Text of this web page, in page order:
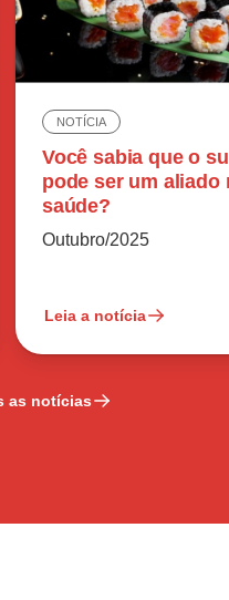
NOTÍCIA
Você sabia que o
pode ser um aliado
saúde?
Outubro/2025
Leia a notícia
as notícias